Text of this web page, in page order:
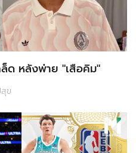
ด หลังพ่าย "เสือคิม"
ข